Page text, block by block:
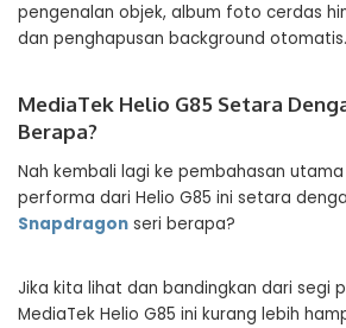
pengenalan objek, album foto cerdas
dan penghapusan background otomatis.
MediaTek Helio G85 Setara
Berapa?
Nah kembali lagi ke pembahasan
performa dari Helio G85 ini setara
Snapdragon seri berapa?
Jika kita lihat dan bandingkan dari segi
MediaTek Helio G85 ini kurang lebih